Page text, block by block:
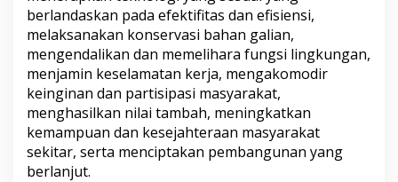
berlandaskan pada efektifitas dan efisiensi,
melaksanakan konservasi bahan galian,
mengendalikan dan memelihara fungsi lingkungan,
menjamin keselamatan kerja, mengakomodir
keinginan dan partisipasi masyarakat,
menghasilkan nilai tambah, meningkatkan
kemampuan dan kesejahteraan masyarakat
sekitar, serta menciptakan pembangunan yang
berlanjut.